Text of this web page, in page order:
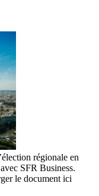
régionale en
SFR Business.
le document ici